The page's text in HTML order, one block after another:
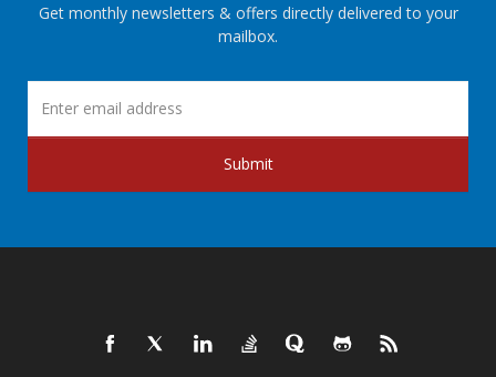
Get monthly newsletters & offers directly delivered to your
mailbox.
Submit